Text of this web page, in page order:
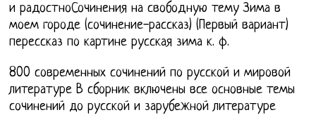
и радостноСочинения на свободную тему Зима в
моем городе (сочинение-рассказ) (Первый вариант)
перессказ по картине русская зима к. ф.
800 современных сочинений по русской и мировой
литературе В сборник включены все основные темы
сочинений до русской и зарубежной литературе